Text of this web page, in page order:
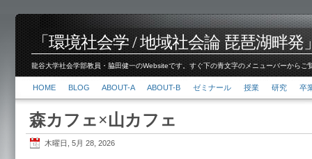
「環境社会学 / 地域社会論 琵琶湖畔発
龍谷大学社会学部教員・脇田健一のWebsiteです。すぐ下の青文字のメニューバーから
HOME BLOG ABOUT-A ABOUT-B ゼミナール 授業 研究 卒
森カフェ×山カフェ
木曜日, 5月 28, 2026